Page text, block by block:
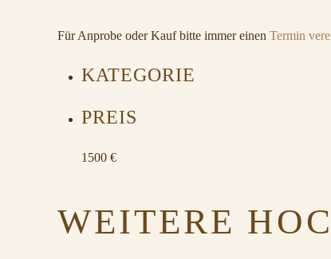
Für Anprobe oder Kauf bitte immer einen Termin
KATEGORIE
PREIS
1500 €
WEITERE